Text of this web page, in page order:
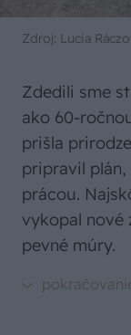
Zdroj: Lucia
Zdedili sme
ako 60-
prišla
pripravil plán,
prácou.
vykopal nové
pevné múry.